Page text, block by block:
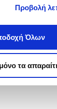
Προβολή
Όλων
τα